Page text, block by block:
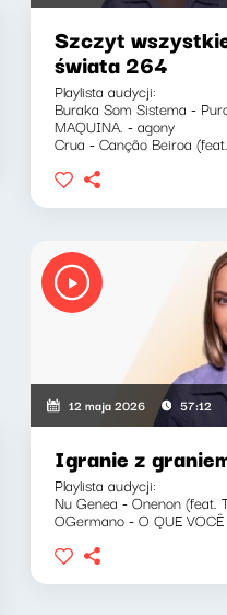
Szczyt
świata 264
Playlista audycji:
Buraka Som Sistema -
MAQUINA. - agony
Crua - Canção Beiroa
Marcin Mann, Zuzanna
12 maja 2026 57:12
Igranie z
Playlista audycji:
Nu Genea - Onenon (feat.
OGermano - O QUE